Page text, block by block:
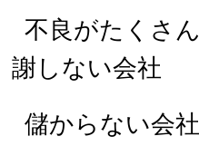
不良がたくさ
謝しない会社
儲からない会